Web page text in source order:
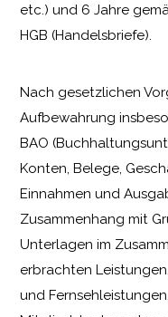
etc.) und 6 Jahre
HGB (Handelsbriefe).
Nach gesetzlichen
Aufbewahrung
BAO
Konten, Belege,
Einnahmen und
Zusammenhang mit
Unterlagen im
erbrachten
und